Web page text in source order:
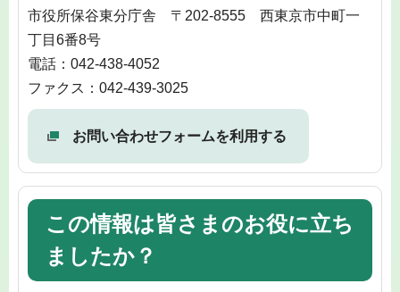
市役所保谷東分庁舎 〒202-8555 西東京市中町一
丁目6番8号
電話：042-438-4052
ファクス：042-439-3025
お問い合わせフォームを利用する
この情報は皆さまのお役に立ち
ましたか？